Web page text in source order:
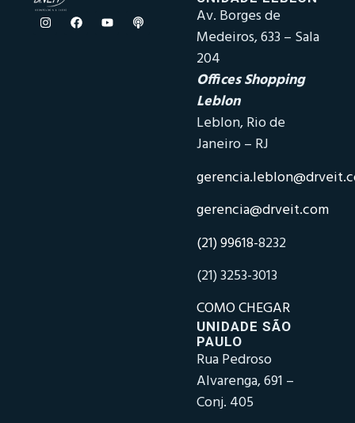
Av. Borges de
Medeiros, 633 – Sala
204
Offices Shopping
Leblon
Leblon, Rio de
Janeiro – RJ
gerencia@drveit.com
(21) 99618-8232
(21) 3253-3013
COMO CHEGAR
UNIDADE SÃO
PAULO
Rua Pedroso
Alvarenga, 691 –
Conj. 405